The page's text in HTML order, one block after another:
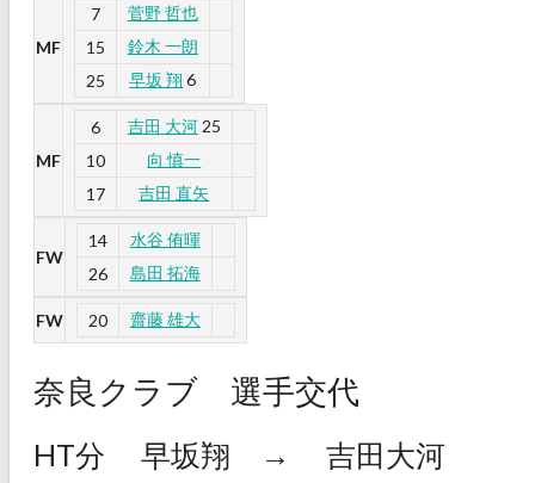
MF
7
菅野 哲也
15
鈴木 一朗
25
早坂 翔 6
MF
6 吉田 大河 25
10
向 慎一
17
吉田 直矢
FW
14
水谷 侑暉
26
島田 拓海
FW 20 齋藤 雄大
奈良クラブ 選手交代
HT分 早坂翔 → 吉田大河